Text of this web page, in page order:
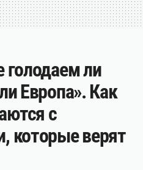
голодаем ли
Европа». Как
с
которые верят